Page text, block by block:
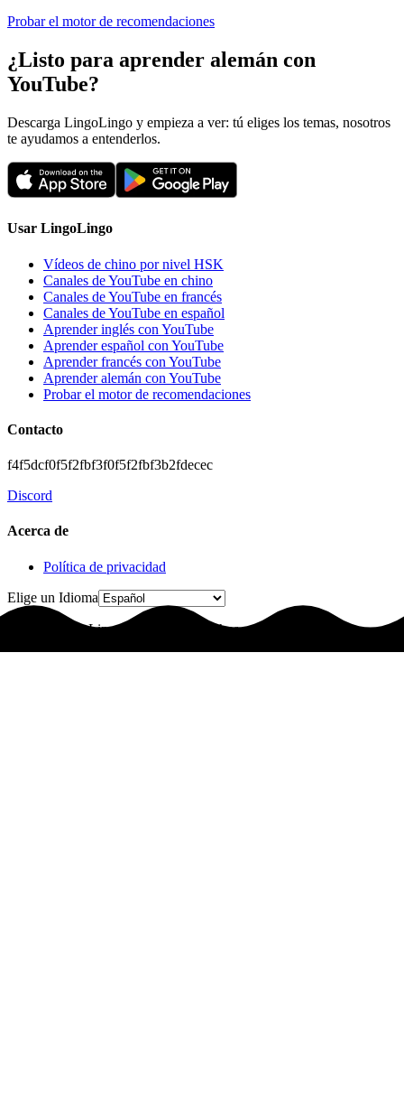
Probar el motor de recomendaciones
¿Listo para aprender alemán con
YouTube?
Descarga LingoLingo y empieza a ver: tú eliges los temas, nosotros
te ayudamos a entenderlos.
Usar LingoLingo
Vídeos de chino por nivel HSK
Canales de YouTube en chino
Canales de YouTube en francés
Canales de YouTube en español
Aprender inglés con YouTube
Aprender español con YouTube
Aprender francés con YouTube
Aprender alemán con YouTube
Probar el motor de recomendaciones
Contacto
f4f5dcf0f5f2fbf3f0f5f2fbf3b2fdecec
Discord
Acerca de
Política de privacidad
Elige un Idioma
© 2025 LingoLingo. Todos los derechos reservados.